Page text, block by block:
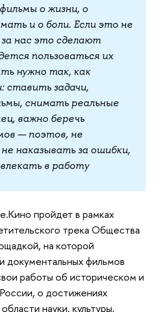
о жизни, о
и о боли. Если это не
нас это сделают
пользоваться их
нужно так, как
ставить задачи,
снимать реальные
важно беречь
— поэтов, не
наказывать за ошибки,
в работу
пройдет в рамках
трека Общества
на которой
документальных фильмов
работы об историческом и
о достижениях
науки, культуры,